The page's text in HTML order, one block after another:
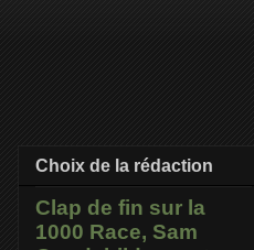
Choix de la rédaction
Clap de fin sur la
1000 Race, Sam